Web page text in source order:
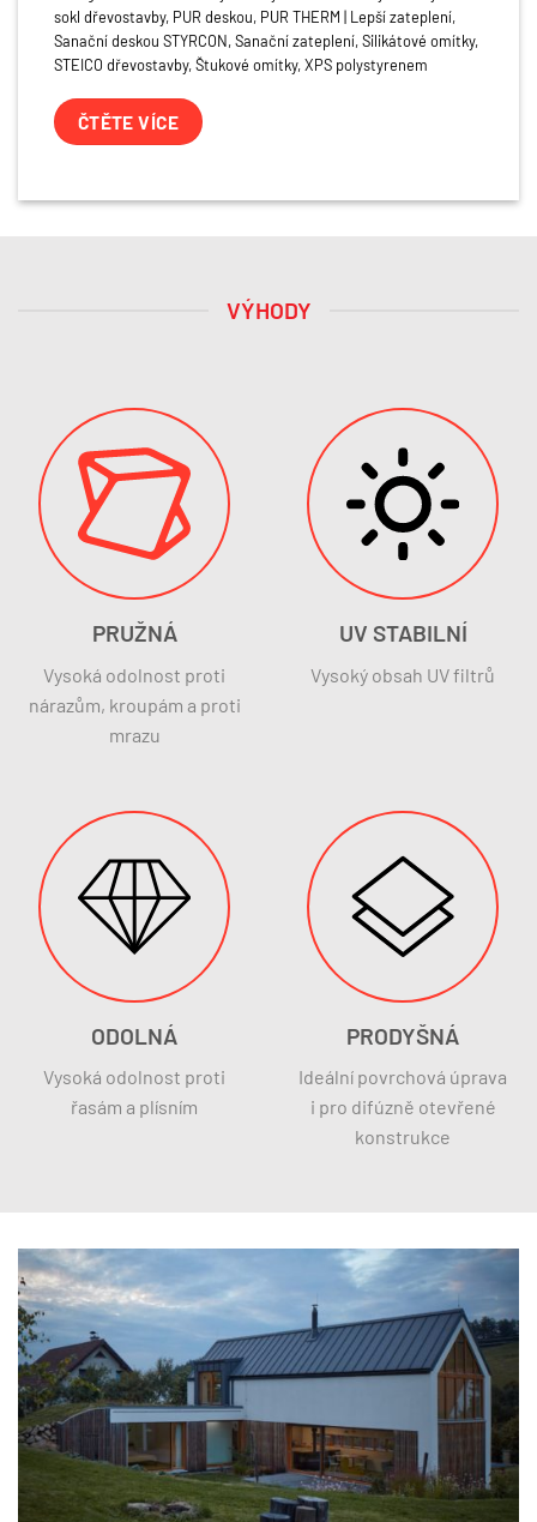
sokl dřevostavby, PUR deskou, PUR THERM | Lepší zateplení,
Sanační deskou STYRCON,Sanační zateplení,Silikátové omítky,
STEICO dřevostavby,Štukové omítky,XPS polystyrenem
ČTĚTE VÍCE
VÝHODY
PRUŽNÁ
Vysoká odolnost proti
nárazům, kroupám a proti
mrazu
UV STABILNÍ
Vysoký obsah UV filtrů
ODOLNÁ
Vysoká odolnost proti
řasám a plísním
PRODYŠNÁ
Ideální povrchová úprava
i pro difúzně otevřené
konstrukce